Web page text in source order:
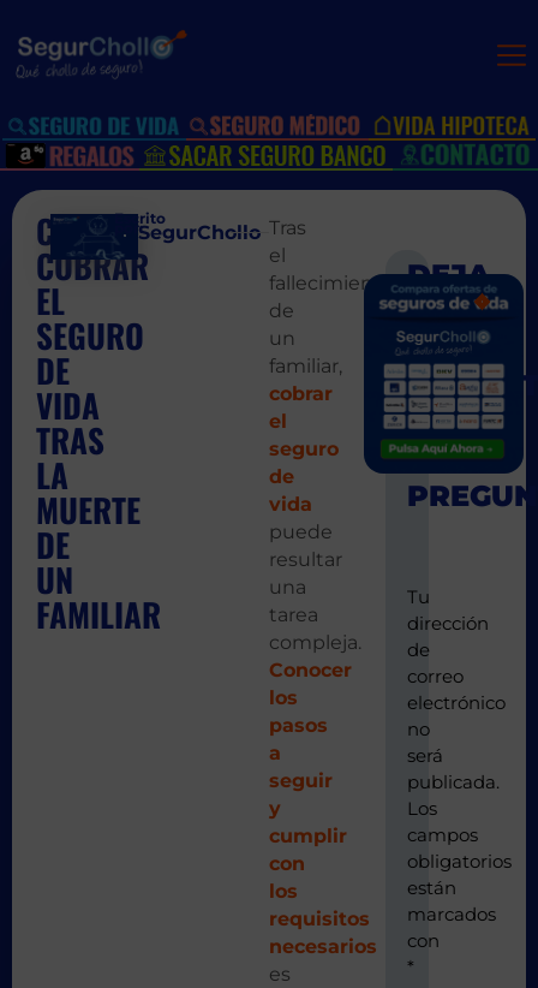
COMO
COBRAR
EL
SEGURO
DE
VIDA
TRAS
LA
MUERTE
DE
UN
FAMILIAR
Escrito
por:SegurChollo Tras
el
fallecimiento
de
un
familiar,
cobrar
el
seguro
de
vida
puede
resultar
una
tarea
compleja.
Conocer
los
pasos
a
seguir
y
cumplir
con
los
requisitos
necesarios
es
Tu
dirección
de
correo
electrónico
no
será
publicada.
Los
campos
obligatorios
están
marcados
con
*
¿Cómo